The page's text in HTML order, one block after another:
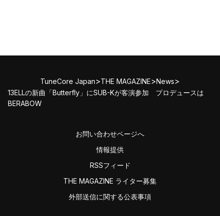
TuneCore Japan>THE MAGAZINE>News>
13ELLの新曲「Butterfly」にSUB-Kが客演参加 プロデュースは
BERABOW
お問い合わせページへ
情報提供
RSSフィード
THE MAGAZINE ライター募集
外部送信に関する公表事項